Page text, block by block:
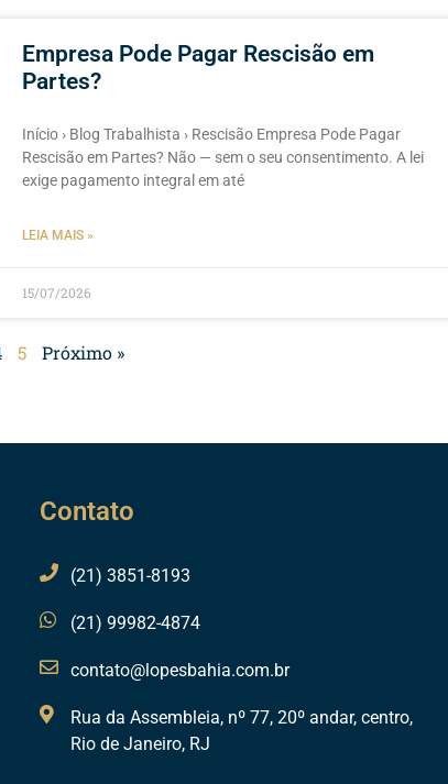
Empresa Pode Pagar Rescisão em
Partes?
Início › Blog Trabalhista › Rescisão Empresa Pode Pagar
Rescisão em Partes? Não — sem o seu consentimento. A lei
exige pagamento integral em até
LEIA MAIS »
15/07/2026
5 Próximo »
Contato
(21) 3851-8193
(21) 99982-4874
contato@lopesbahia.com.br
Rua da Assembleia, nº 77, 20º andar, centro,
Rio de Janeiro, RJ